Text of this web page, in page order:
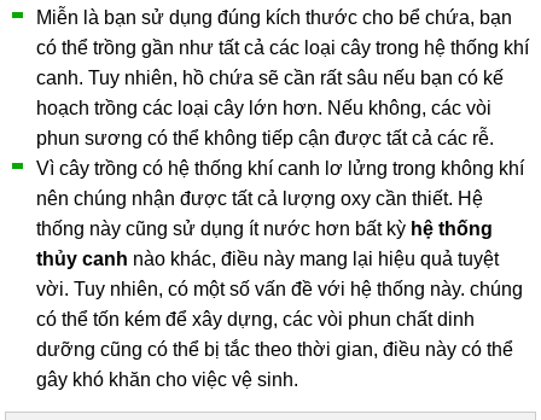
Miễn là bạn sử dụng đúng kích thước cho bể chứa, bạn
có thể trồng gần như tất cả các loại cây trong hệ thống khí
canh. Tuy nhiên, hồ chứa sẽ cần rất sâu nếu bạn có kế
hoạch trồng các loại cây lớn hơn. Nếu không, các vòi
phun sương có thể không tiếp cận được tất cả các rễ.
Vì cây trồng có hệ thống khí canh lơ lửng trong không khí
nên chúng nhận được tất cả lượng oxy cần thiết. Hệ
thống này cũng sử dụng ít nước hơn bất kỳ hệ thống
thủy canh nào khác, điều này mang lại hiệu quả tuyệt
vời. Tuy nhiên, có một số vấn đề với hệ thống này. chúng
có thể tốn kém để xây dựng, các vòi phun chất dinh
dưỡng cũng có thể bị tắc theo thời gian, điều này có thể
gây khó khăn cho việc vệ sinh.